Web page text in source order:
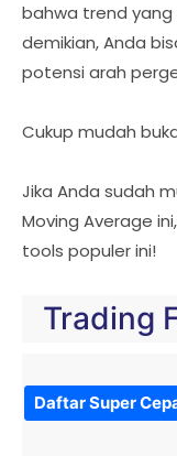
bahwa trend yang
demikian, Anda
potensi arah
Cukup mudah
Jika Anda sudah
Moving Average
tools populer ini!
Trading
Daftar Super